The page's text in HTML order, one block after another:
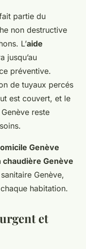
partie du
non destructive
L’aide
jusqu’au
préventive.
de tuyaux percés
est couvert, et le
reste
Genève
chaudière Genève
Genève,
habitation.
et